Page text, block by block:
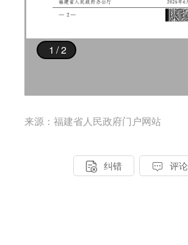
来源：福建省人民政府门户网站
 纠错  评论